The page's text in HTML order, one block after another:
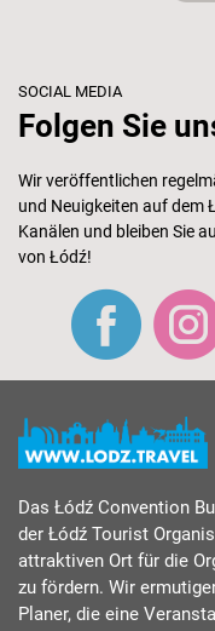
SOCIAL MEDIA
Folgen Sie
Wir veröffentlichen
und Neuigkeiten auf dem
Kanälen und bleiben Sie
von Łódź!
Das Łódź Convention
der Łódź Tourist
attraktiven Ort für die
zu fördern. Wir
Planer, die eine